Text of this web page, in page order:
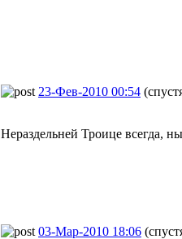
23-Фев-2010 00:54
Нераздельней Троице всегда,
03-Мар-2010 18:06